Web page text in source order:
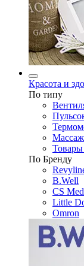
Красота и
По типу
Товары
По Бренду
B.Well
CS
Little
Omron